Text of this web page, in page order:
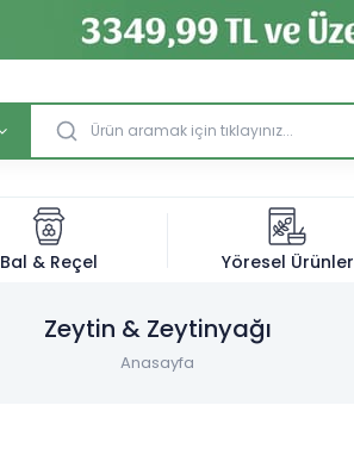
Bal & Reçel Yöresel Ürünler
Zeytin & Zeytinyağı
Anasayfa